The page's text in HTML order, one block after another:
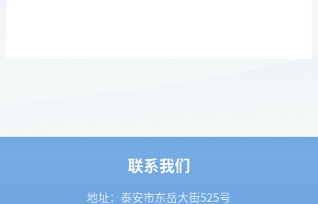
联系我们
地址：泰安市东岳大街525号